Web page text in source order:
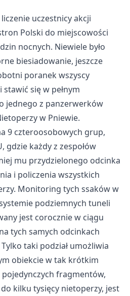
uczestnicy akcji
Polski do miejscowości
nocnych. Niewiele było
biesiadowanie, jeszcze
poranek wszyscy
się w pełnym
jednego z panzerwerków
w Pniewie.
9 czteroosobowych grup,
gdzie każdy z zespołów
mu przydzielonego odcinka
i policzenia wszystkich
Monitoring tych ssaków w
podziemnych tuneli
jest corocznie w ciągu
tych samych odcinkach
taki podział umożliwia
obiekcie w tak krótkim
fragmentów,
kilku tysięcy nietoperzy, jest